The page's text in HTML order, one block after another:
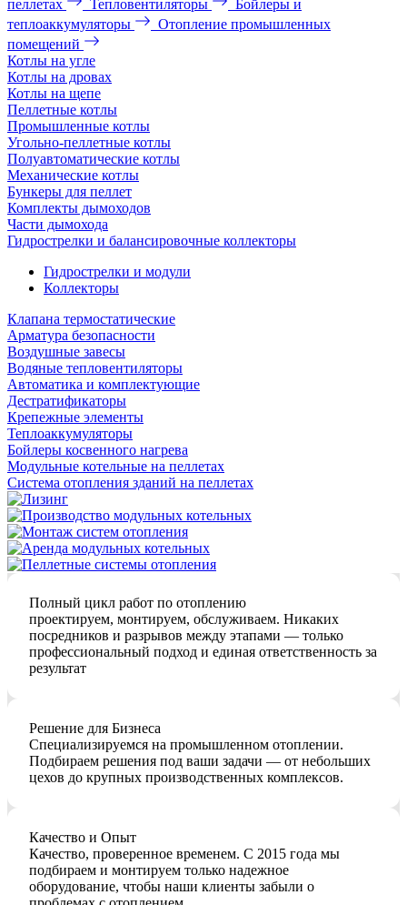
пеллетах
Тепловентиляторы
Бойлеры и
теплоаккумуляторы
Отопление промышленных
помещений
Котлы на угле
Котлы на дровах
Котлы на щепе
Пеллетные котлы
Промышленные котлы
Угольно-пеллетные котлы
Полуавтоматические котлы
Механические котлы
Бункеры для пеллет
Комплекты дымоходов
Части дымохода
Гидрострелки и балансировочные коллекторы
Гидрострелки и модули
Коллекторы
Клапана термостатические
Арматура безопасности
Воздушные завесы
Водяные тепловентиляторы
Автоматика и комплектующие
Дестратификаторы
Крепежные элементы
Теплоаккумуляторы
Бойлеры косвенного нагрева
Модульные котельные на пеллетах
Система отопления зданий на пеллетах
Полный цикл работ по отоплению
проектируем, монтируем, обслуживаем. Никаких
посредников и разрывов между этапами — только
профессиональный подход и единая ответственность за
результат
Решение для Бизнеса
Специализируемся на промышленном отоплении.
Подбираем решения под ваши задачи — от небольших
цехов до крупных производственных комплексов.
Качество и Опыт
Качество, проверенное временем. С 2015 года мы
подбираем и монтируем только надежное
оборудование, чтобы наши клиенты забыли о